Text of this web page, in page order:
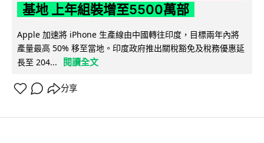
基地 上年組裝增至5500萬部
Apple 加速將 iPhone 生產線由中國轉往印度，目標兩年內將
產量最高 50% 移至當地。印度政府推出關稅豁免及稅務優惠延
長至 204...
閱讀全文
分享